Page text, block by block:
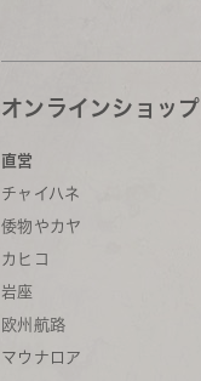
オンラインショップ
直営
チャイハネ
倭物やカヤ
カヒコ
岩座
欧州航路
マウナロア